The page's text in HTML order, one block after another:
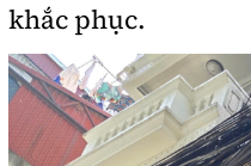
khắc phục.